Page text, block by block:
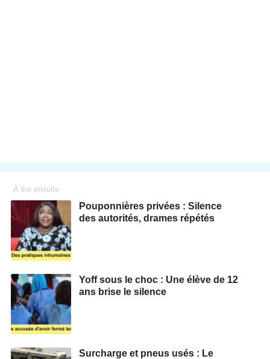
À lire ensuite
Pouponnières privées : Silence
des autorités, drames répétés
Yoff sous le choc : Une élève de 12
ans brise le silence
Surcharge et pneus usés : Le